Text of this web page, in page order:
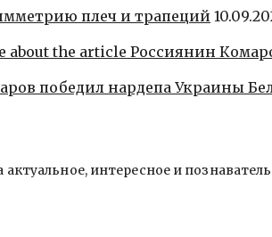
плеч и трапеций
победил нардепа Украины
интересное и